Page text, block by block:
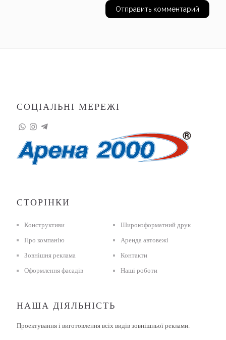
СОЦІАЛЬНІ МЕРЕЖІ
СТОРІНКИ
Конструктиви
Про компанію
Зовнішня реклама
Оформлення фасадів
Широкоформатний друк
Аренда автовежі
Контакти
Наші роботи
НАША ДІЯЛЬНІСТЬ
Проектування і виготовлення всіх видів зовнішньої реклами.